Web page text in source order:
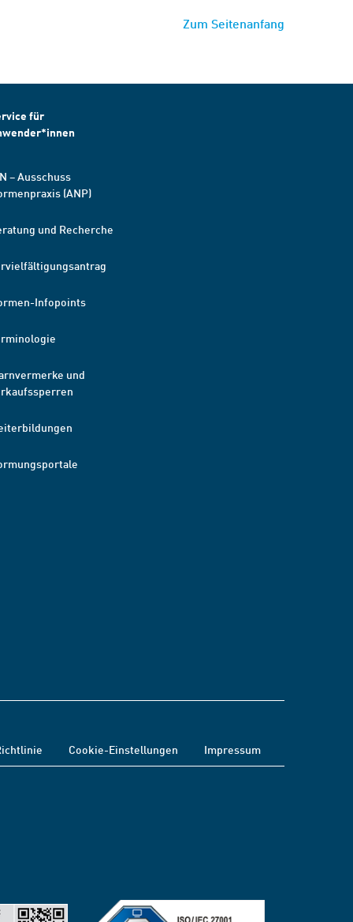
Zum Seitenanfang
für
– Ausschuss
(ANP)
und Recherche
Infopoints
und
Cookie-Einstellungen Impressum